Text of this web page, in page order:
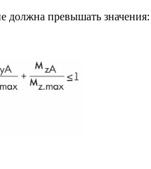
должна превышать значения: